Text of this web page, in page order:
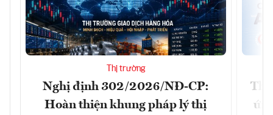
Thị trường
Nghị định 302/2026/NĐ-CP:
Hoàn thiện khung pháp lý thị